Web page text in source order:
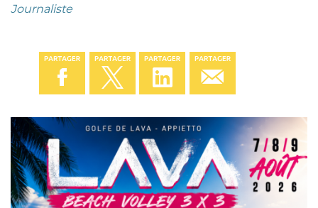
Journaliste